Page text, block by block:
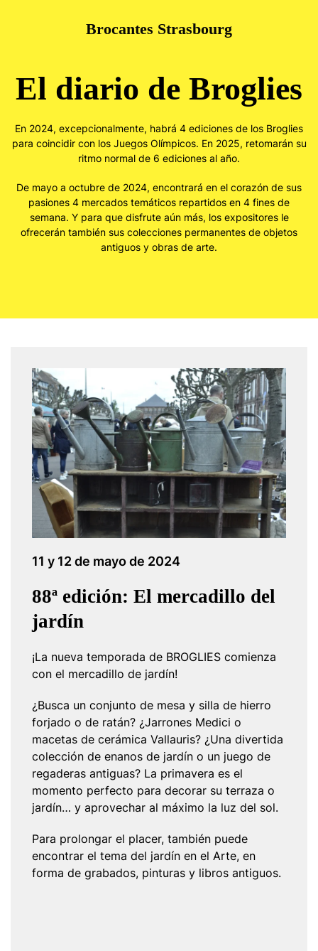
Brocantes Strasbourg
El diario de Broglies
En 2024, excepcionalmente, habrá 4 ediciones de los Broglies
para coincidir con los Juegos Olímpicos. En 2025, retomarán su
ritmo normal de 6 ediciones al año.
De mayo a octubre de 2024, encontrará en el corazón de sus
pasiones 4 mercados temáticos repartidos en 4 fines de
semana. Y para que disfrute aún más, los expositores le
ofrecerán también sus colecciones permanentes de objetos
antiguos y obras de arte.
11 y 12 de mayo de 2024
88ª edición: El mercadillo del
jardín
¡La nueva temporada de BROGLIES comienza
con el mercadillo de jardín!
¿Busca un conjunto de mesa y silla de hierro
forjado o de ratán? ¿Jarrones Medici o
macetas de cerámica Vallauris? ¿Una divertida
colección de enanos de jardín o un juego de
regaderas antiguas? La primavera es el
momento perfecto para decorar su terraza o
jardín… y aprovechar al máximo la luz del sol.
Para prolongar el placer, también puede
encontrar el tema del jardín en el Arte, en
forma de grabados, pinturas y libros antiguos.